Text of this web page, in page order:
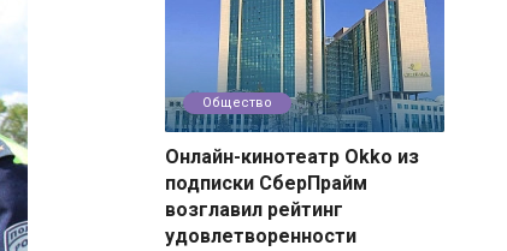
Общество
Онлайн-кинотеатр Okko из
подписки СберПрайм
возглавил рейтинг
удовлетворенности